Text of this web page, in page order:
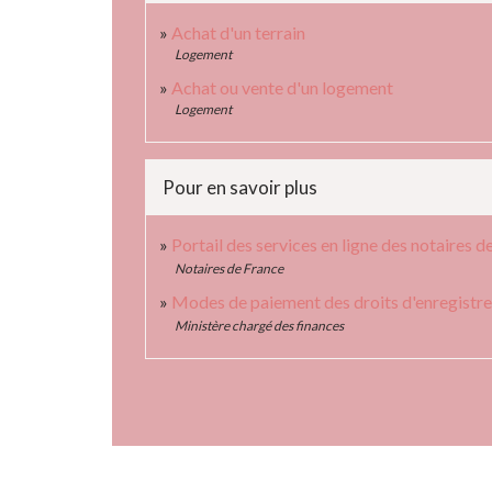
Achat d'un terrain
Logement
Achat ou vente d'un logement
Logement
Pour en savoir plus
Portail des services en ligne des notaires
Notaires de France
Modes de paiement des droits
Ministère chargé des finances